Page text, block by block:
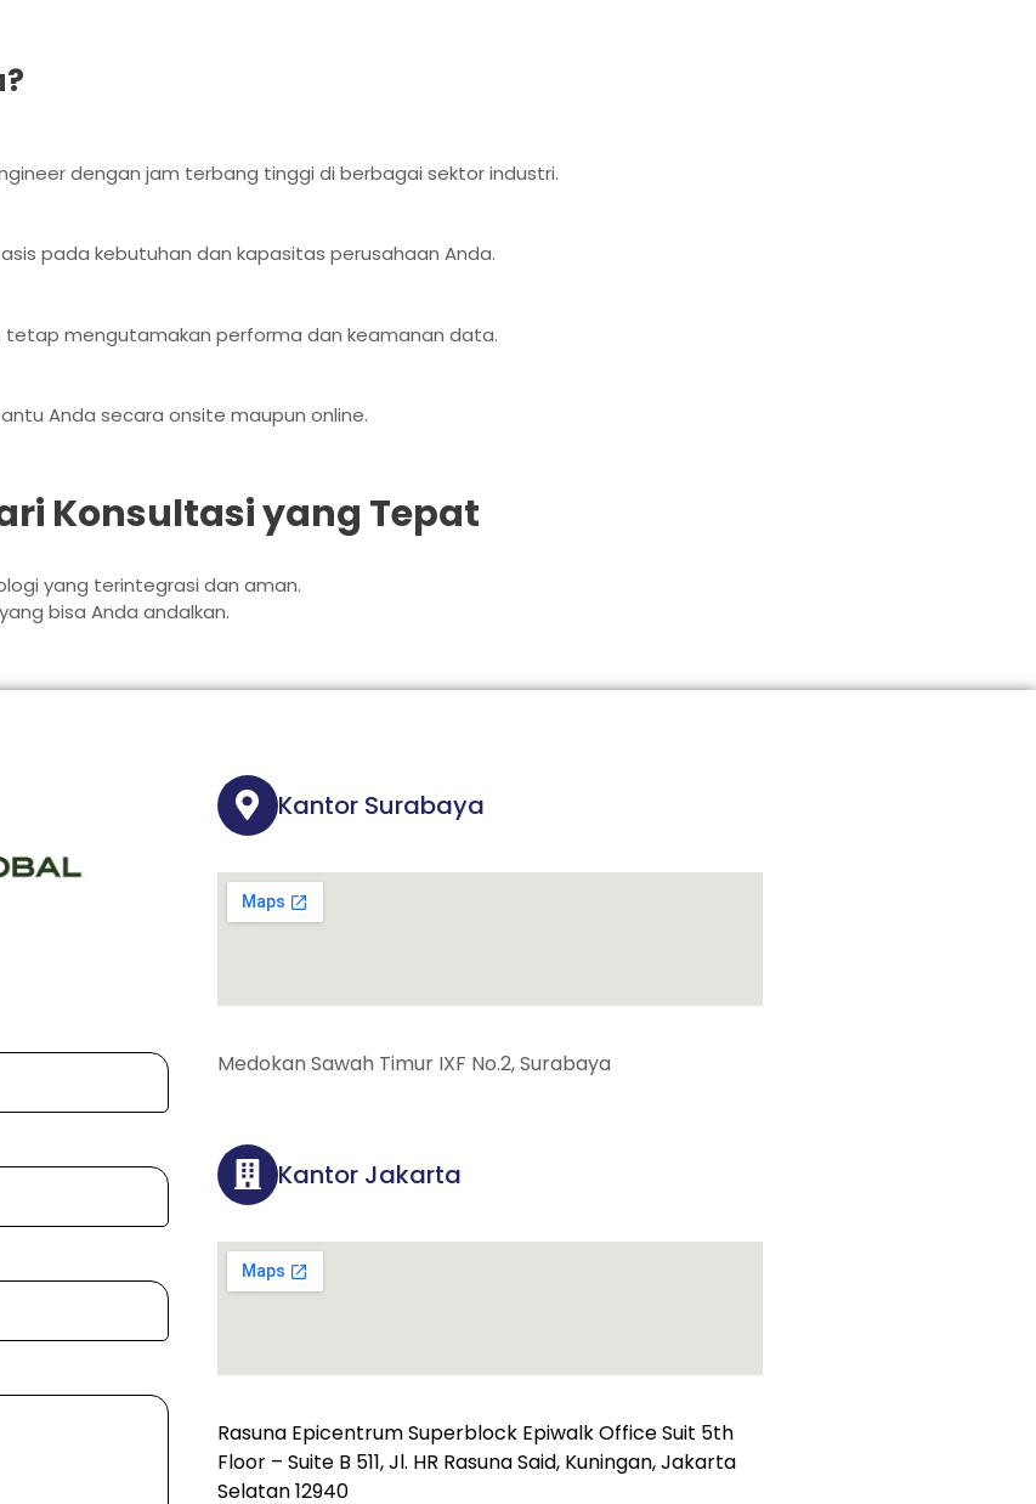
dengan jam terbang tinggi di berbagai sektor industri.
pada kebutuhan dan kapasitas perusahaan Anda.
mengutamakan performa dan keamanan data.
Anda secara onsite maupun online.
Konsultasi yang Tepat
yang terintegrasi dan aman.
bisa Anda andalkan.
Kantor Surabaya
Medokan Sawah Timur IXF No.2, Surabaya
Kantor Jakarta
Rasuna Epicentrum Superblock Epiwalk Office Suit 5th
Floor – Suite B 511, Jl. HR Rasuna Said, Kuningan, Jakarta
Selatan 12940